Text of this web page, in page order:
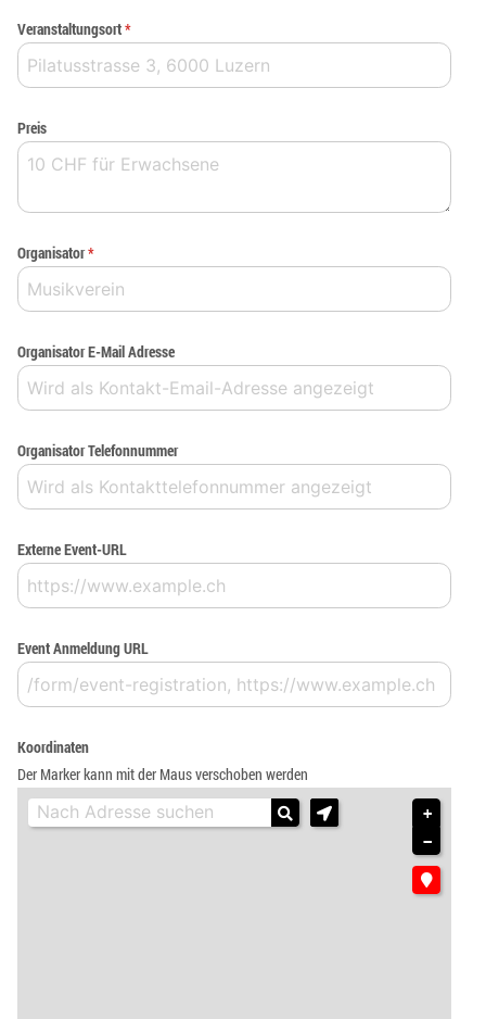
Veranstaltungsort*
Preis
Organisator*
Organisator E-Mail Adresse
Organisator Telefonnummer
Externe Event-URL
Event Anmeldung URL
Koordinaten
Der Marker kann mit der Maus verschoben werden
+
−